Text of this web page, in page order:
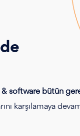
software bütün
karşılamaya